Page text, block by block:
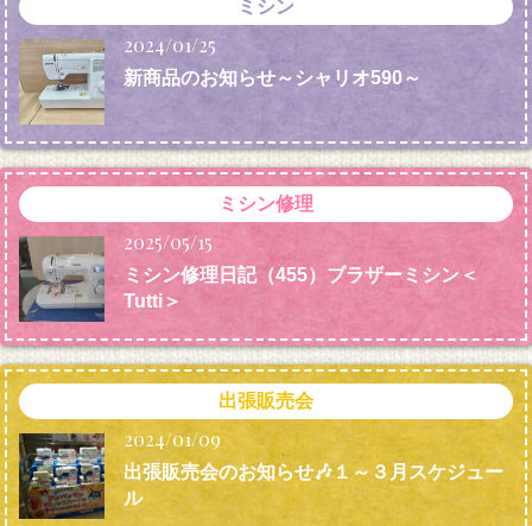
ミシン
2024/01/25
新商品のお知らせ～シャリオ590～
ミシン修理
2025/05/15
ミシン修理日記（455）ブラザーミシン＜
Tutti＞
出張販売会
2024/01/09
出張販売会のお知らせ🎶１～３月スケジュー
ル